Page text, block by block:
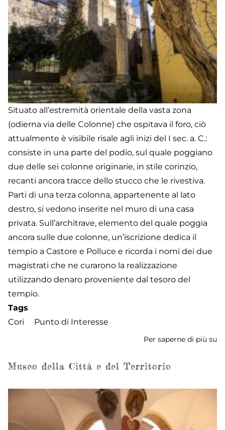
Situato all’estremità orientale della vasta zona
(odierna via delle Colonne) che ospitava il foro, ciò
attualmente è visibile risale agli inizi del I sec. a. C.:
consiste in una parte del podio, sul quale poggiano
due delle sei colonne originarie, in stile corinzio,
recanti ancora tracce dello stucco che le rivestiva.
Parti di una terza colonna, appartenente al lato
destro, si vedono inserite nel muro di una casa
privata. Sull’architrave, elemento del quale poggia
ancora sulle due colonne, un’iscrizione dedica il
tempio a Castore e Polluce e ricorda i nomi dei due
magistrati che ne curarono la realizzazione
utilizzando denaro proveniente dal tesoro del
tempio.
Tags
Cori
Punto di Interesse
Per saperne di più su
Museo della Città e del Territorio